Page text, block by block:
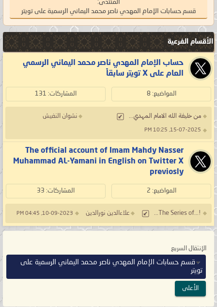
المنتدى:
قسم حسابات الإمام المهدي ناصر محمد اليماني الرسمية على تويتر
الأقسام الفرعية
حساب الإمام المهدي ناصر محمد اليماني الرسمي
العام على X تويتر سابقاً
المواضيع: 8 المشاركات: 131
من خليفة الله الامام المهدي... نشوان النفيش
15-07-2025, 10:25 PM
The official account of Imam Mahdy Nasser
Muhammad AL-Yamani in English on Twitter X
previosly
المواضيع: 2 المشاركات: 33
!...The Series of... علاءالدين نورالدين 10-09-2023, 04:45 PM
الإنتقال السريع
قسم حسابات الإمام المهدي ناصر محمد اليماني الرسمية على
تويتر
الأعلى